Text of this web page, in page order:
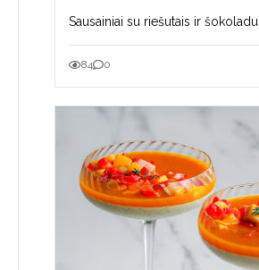
Sausainiai su riešutais ir šokoladu
84 0